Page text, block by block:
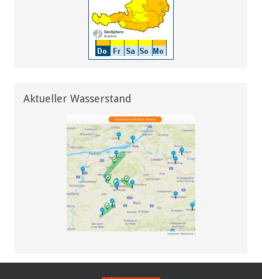
Aktueller Wasserstand